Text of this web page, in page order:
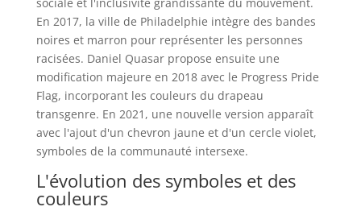
En 2017, la ville de Philadelphie intègre des bandes
noires et marron pour représenter les personnes
racisées. Daniel Quasar propose ensuite une
modification majeure en 2018 avec le Progress Pride
Flag, incorporant les couleurs du drapeau
transgenre. En 2021, une nouvelle version apparaît
avec l'ajout d'un chevron jaune et d'un cercle violet,
symboles de la communauté intersexe.
L'évolution des symboles et des
couleurs